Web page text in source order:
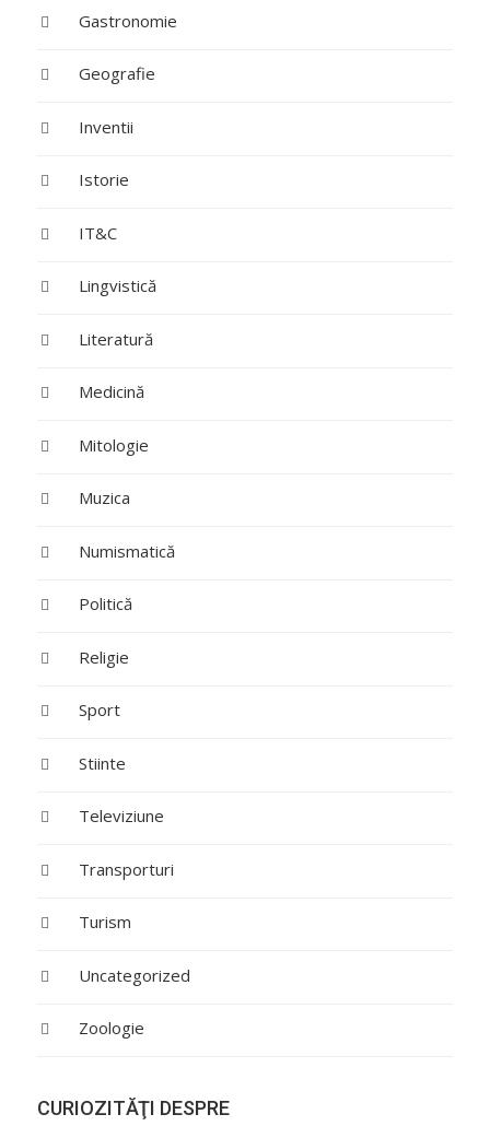
Gastronomie
Geografie
Inventii
Istorie
IT&C
Lingvistică
Literatură
Medicină
Mitologie
Muzica
Numismatică
Politică
Religie
Sport
Stiinte
Televiziune
Transporturi
Turism
Uncategorized
Zoologie
CURIOZITĂŢI DESPRE